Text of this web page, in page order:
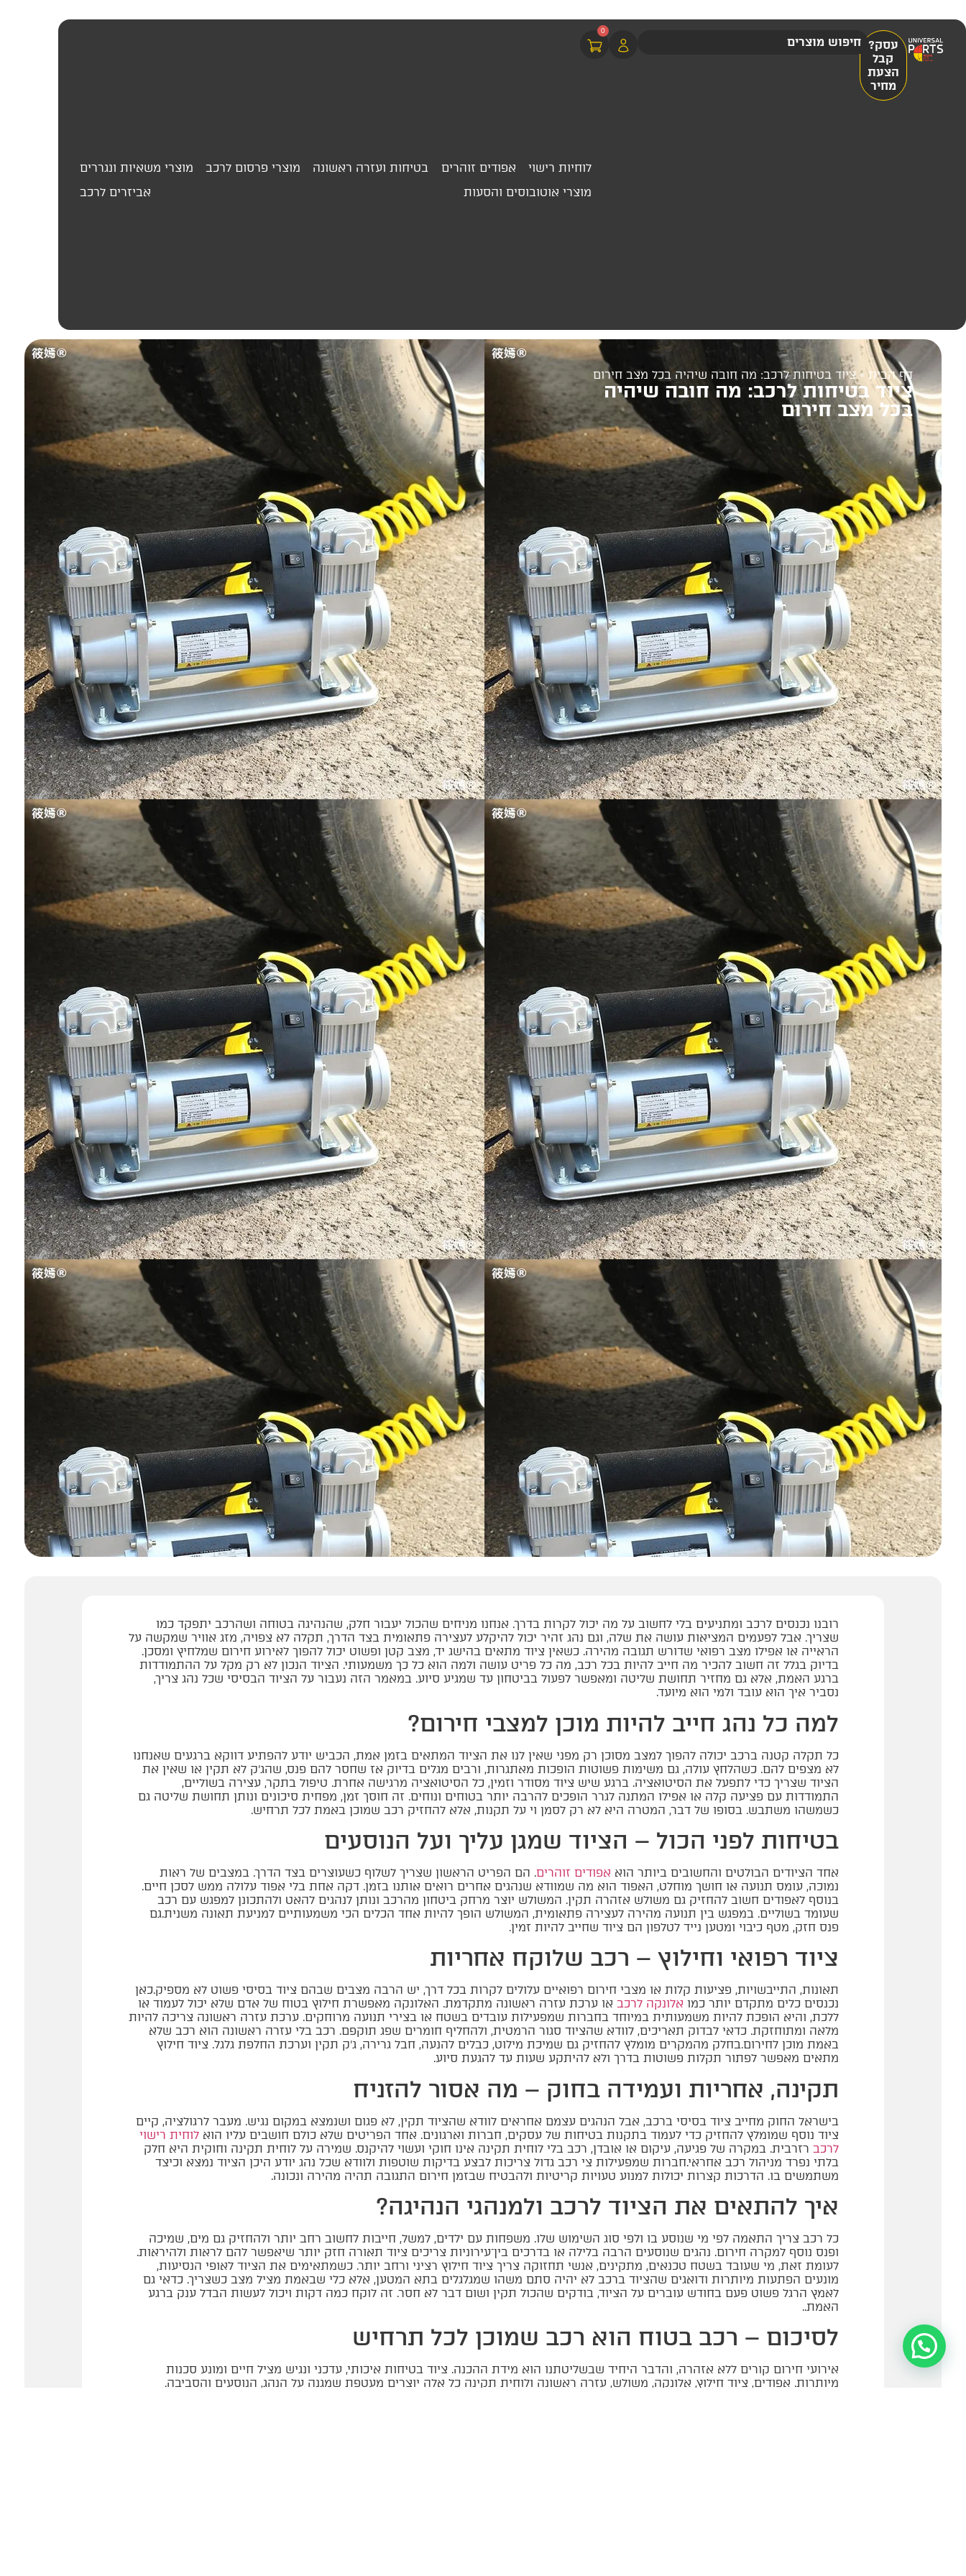
עסק?
קבל
הצעת
מחיר
0
לוחיות רישוי אפודים זוהרים בטיחות ועזרה ראשונה מוצרי פרסום לרכב
מוצרי משאיות ונגררים
מוצרי אוטובוסים והסעות
אביזרים לרכב
דף הבית» ציוד בטיחות לרכב: מה חובה שיהיה בכל מצב חירום
ציוד בטיחות לרכב: מה חובה שיהיה
בכל מצב חירום
רובנו נכנסים לרכב ומתניעים בלי לחשוב על מה יכול לקרות בדרך. אנחנו מניחים שהכול יעבור חלק, שהנהיגה בטוחה ושהרכב יתפקד כמו
שצריך. אבל לפעמים המציאות עושה את שלה, וגם נהג זהיר יכול להיקלע לעצירה פתאומית בצד הדרך, תקלה לא צפויה, מזג אוויר שמקשה על
הראייה או אפילו מצב רפואי שדורש תגובה מהירה. כשאין ציוד מתאים בהישג יד, מצב קטן ופשוט יכול להפוך לאירוע חירום שמלחיץ ומסכן.
בדיוק בגלל זה חשוב להכיר מה חייב להיות בכל רכב, מה כל פריט עושה ולמה הוא כל כך משמעותי. הציוד הנכון לא רק מקל על ההתמודדות
ברגע האמת, אלא גם מחזיר תחושת שליטה ומאפשר לפעול בביטחון עד שמגיע סיוע. במאמר הזה נעבור על הציוד הבסיסי שכל נהג צריך,
נסביר איך הוא עובד ולמי הוא מיועד.
למה כל נהג חייב להיות מוכן למצבי חירום?
כל תקלה קטנה ברכב יכולה להפוך למצב מסוכן רק מפני שאין לנו את הציוד המתאים בזמן אמת, הכביש יודע להפתיע דווקא ברגעים שאנחנו
לא מצפים להם. כשהלחץ עולה, גם משימות פשוטות הופכות מאתגרות, ורבים מגלים בדיוק אז שחסר להם פנס, שהג’ק לא תקין או שאין את
הציוד שצריך כדי לתפעל את הסיטואציה. ברגע שיש ציוד מסודר וזמין, כל הסיטואציה מרגישה אחרת. טיפול בתקר, עצירה בשוליים,
התמודדות עם פציעה קלה או אפילו המתנה לגרר הופכים להרבה יותר בטוחים ונוחים. זה חוסך זמן, מפחית סיכונים ונותן תחושת שליטה גם
כשמשהו משתבש. בסופו של דבר, המטרה היא לא רק לסמן וי על תקנות, אלא להחזיק רכב שמוכן באמת לכל תרחיש.
בטיחות לפני הכול – הציוד שמגן עליך ועל הנוסעים
אחד הציודים הבולטים והחשובים ביותר הוא אפודים זוהרים. הם הפריט הראשון שצריך לשלוף כשעוצרים בצד הדרך. במצבים של ראות
נמוכה, עומס תנועה או חושך מוחלט, האפוד הוא מה שמוודא שנהגים אחרים רואים אותנו בזמן. דקה אחת בלי אפוד עלולה ממש לסכן חיים.
בנוסף לאפודים חשוב להחזיק גם משולש אזהרה תקין. המשולש יוצר מרחק ביטחון מהרכב ונותן לנהגים להאט ולהתכונן למפגש עם רכב
שעומד בשוליים. במפגש בין תנועה מהירה לעצירה פתאומית, המשולש הופך להיות אחד הכלים הכי משמעותיים למניעת תאונה משנית.גם
פנס חזק, מטף כיבוי ומטען נייד לטלפון הם ציוד שחייב להיות זמין.
ציוד רפואי וחילוץ – רכב שלוקח אחריות
תאונות, התייבשויות, פציעות קלות או מצבי חירום רפואיים עלולים לקרות בכל דרך, יש הרבה מצבים שבהם ציוד בסיסי פשוט לא מספיק.כאן
נכנסים כלים מתקדם יותר כמו אלונקה לרכב או ערכת עזרה ראשונה מתקדמת. האלונקה מאפשרת חילוץ בטוח של אדם שלא יכול לעמוד או
ללכת, והיא הופכת להיות משמעותית במיוחד בחברות שמפעילות עובדים בשטח או בצירי תנועה מרוחקים. ערכת עזרה ראשונה צריכה להיות
מלאה ומתוחזקת. כדאי לבדוק תאריכים, לוודא שהציוד סגור הרמטית, ולהחליף חומרים שפג תוקפם. רכב בלי עזרה ראשונה הוא רכב שלא
באמת מוכן לחירום.בחלק מהמקרים מומלץ להחזיק גם שמיכת מילוט, כבלים להנעה, חבל גרירה, ג'ק תקין וערכת החלפת גלגל. ציוד חילוץ
מתאים מאפשר לפתור תקלות פשוטות בדרך ולא להיתקע שעות עד להגעת סיוע.
תקינה, אחריות ועמידה בחוק – מה אסור להזניח
בישראל החוק מחייב ציוד בסיסי ברכב, אבל הנהגים עצמם אחראים לוודא שהציוד תקין, לא פגום ושנמצא במקום נגיש. מעבר לרגולציה, קיים
ציוד נוסף שמומלץ להחזיק כדי לעמוד בתקנות בטיחות של עסקים, חברות וארגונים. אחד הפריטים שלא כולם חושבים עליו הוא לוחית רישוי
לרכב רזרבית. במקרה של פגיעה, עיקום או אובדן, רכב בלי לוחית תקינה אינו חוקי ועשוי להיקנס. שמירה על לוחית תקינה וחוקית היא חלק
בלתי נפרד מניהול רכב אחראי.חברות שמפעילות צי רכב גדול צריכות לבצע בדיקות שוטפות ולוודא שכל נהג יודע היכן הציוד נמצא וכיצד
משתמשים בו. הדרכות קצרות יכולות למנוע טעויות קריטיות ולהבטיח שבזמן חירום התגובה תהיה מהירה ונכונה.
איך להתאים את הציוד לרכב ולמנהגי הנהיגה?
כל רכב צריך התאמה לפי מי שנוסע בו ולפי סוג השימוש שלו. משפחות עם ילדים, למשל, חייבות לחשוב רחב יותר ולהחזיק גם מים, שמיכה
ופנס נוסף למקרה חירום. נהגים שנוסעים הרבה בלילה או בדרכים בין־עירוניות צריכים ציוד תאורה חזק יותר שיאפשר להם לראות ולהיראות.
לעומת זאת, מי שעובד בשטח טכנאים, מתקינים, אנשי תחזוקה צריך ציוד חילוץ רציני ורחב יותר. כשמתאימים את הציוד לאופי הנסיעות,
מונעים הפתעות מיותרות ודואגים שהציוד ברכב לא יהיה סתם משהו שמגלגלים בתא המטען, אלא כלי שבאמת מציל מצב כשצריך. כדאי גם
לאמץ הרגל פשוט פעם בחודש עוברים על הציוד, בודקים שהכול תקין ושום דבר לא חסר. זה לוקח כמה דקות ויכול לעשות הבדל ענק ברגע
האמת..
לסיכום – רכב בטוח הוא רכב שמוכן לכל תרחיש
אירועי חירום קורים ללא אזהרה, והדבר היחיד שבשליטתנו הוא מידת ההכנה. ציוד בטיחות איכותי, עדכני ונגיש מציל חיים ומונע סכנות
מיותרות. אפודים, ציוד חילוץ, אלונקה, משולש, עזרה ראשונה ולוחית תקינה כל אלה יוצרים מעטפת שמגנה על הנהג, הנוסעים והסביבה.